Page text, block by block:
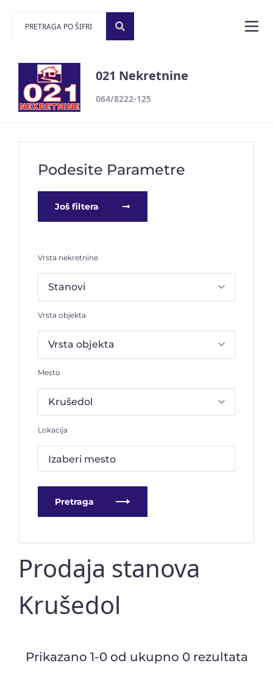
021 Nekretnine
064/8222-125
Podesite Parametre
Još filtera
Vrsta nekretnine
Vrsta objekta
Mesto
Lokacija
Izaberi mesto
Pretraga
Prodaja stanova
Krušedol
Prikazano 1-0 od ukupno 0 rezultata